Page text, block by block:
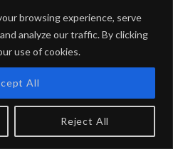
browsing experience, serve
analyze our traffic. By clicking
use of cookies.
Reject All
All
@JonasKovalskis